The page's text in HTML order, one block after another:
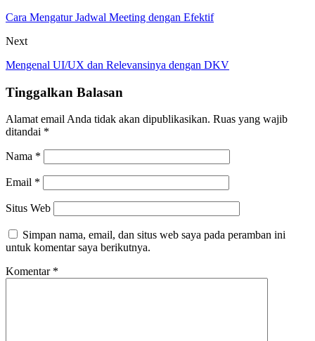
Cara Mengatur Jadwal Meeting dengan Efektif
Next
Mengenal UI/UX dan Relevansinya dengan DKV
Tinggalkan Balasan
Alamat email Anda tidak akan dipublikasikan. Ruas yang wajib
ditandai *
Nama *
Email *
Situs Web
Simpan nama, email, dan situs web saya pada peramban ini
untuk komentar saya berikutnya.
Komentar *